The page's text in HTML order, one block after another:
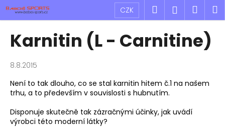
Přejít
obsah
CZK Hledat
košík
Karnitin (L - Carnitine)
8.8.2015
Není to tak dlouho, co se stal karnitin hitem č.1 na našem
trhu, a to především v souvislosti s hubnutím.
Disponuje skutečně tak zázračnými účinky, jak uvádí
výrobci této moderní látky?
K
o
o
p
o
t
ř